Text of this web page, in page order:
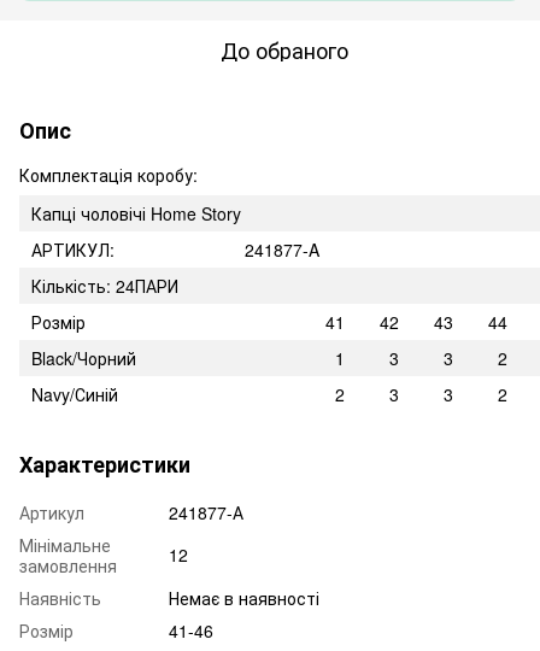
До обраного
Опис
Комплектація коробу:
Капці чоловічі Home Story
АРТИКУЛ:
241877-A
Кількість: 24ПАРИ
Розмір
41 42 43
44
Black/Чорний
1 3 3
2
Navy/Синій
2 3 3 2
Характеристики
Артикул
241877-А
Мінімальне
замовлення
12
Наявність
Немає в наявності
Розмір
41-46